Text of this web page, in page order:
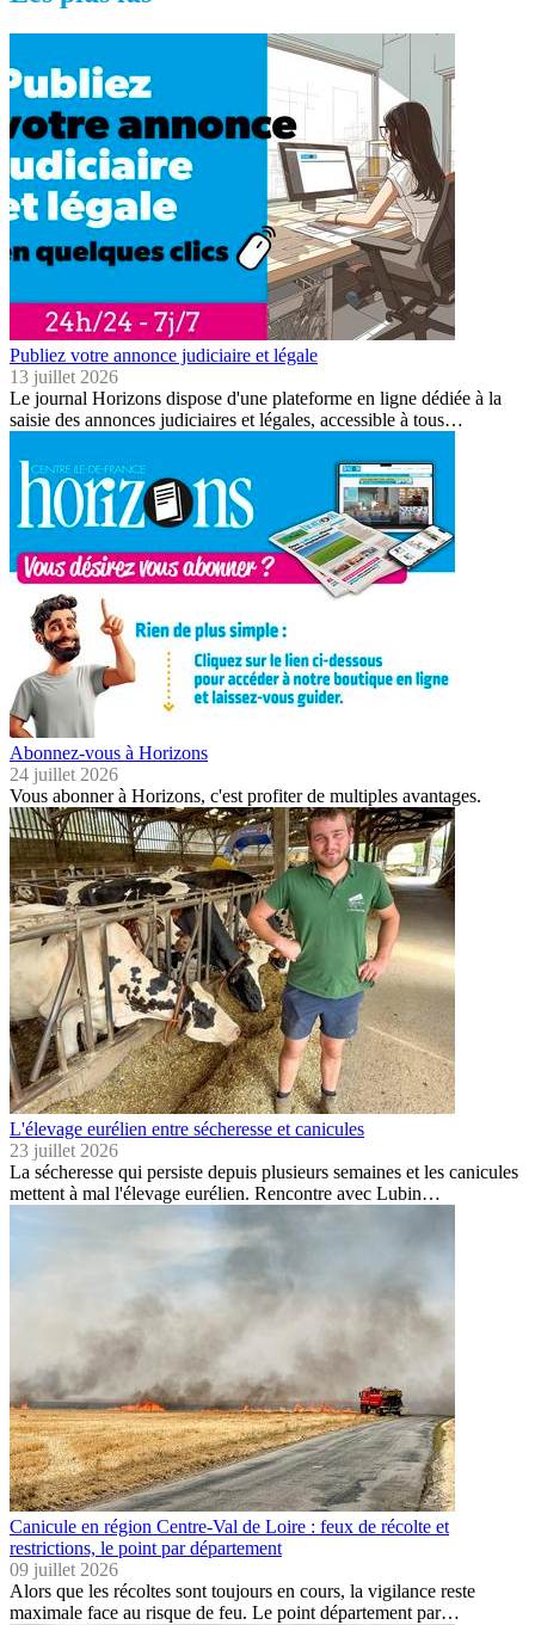
Publiez votre annonce judiciaire et légale
13 juillet 2026
Le journal Horizons dispose d'une plateforme en ligne dédiée à la
saisie des annonces judiciaires et légales, accessible à tous…
Abonnez-vous à Horizons
24 juillet 2026
Vous abonner à Horizons, c'est profiter de multiples avantages.
L'élevage eurélien entre sécheresse et canicules
23 juillet 2026
La sécheresse qui persiste depuis plusieurs semaines et les canicules
mettent à mal l'élevage eurélien. Rencontre avec Lubin…
Canicule en région Centre-Val de Loire : feux de récolte et
restrictions, le point par département
09 juillet 2026
Alors que les récoltes sont toujours en cours, la vigilance reste
maximale face au risque de feu. Le point département par…